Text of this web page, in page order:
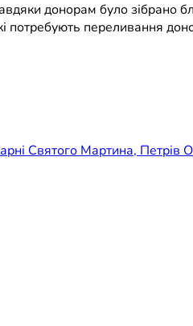
донорам було зібрано
переливання
Святого Мартина,